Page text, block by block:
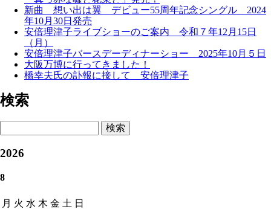
新曲 想い出は翼 デビュー55周年記念シングル 2024
年10月30日発売
安倍理津子ライブショーのご案内 令和７年12月15日
（月）
安倍理津子バースデーディナーショー 2025年10月５日
大阪万博に行ってきました！
橋幸夫氏の訃報に接して 安倍理津子
検索
検索
2026
8
月 火 水 木 金 土 日